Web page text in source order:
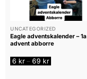
alternativen
kan
väljas
på
produktsidan
UNCATEGORIZED
Eagle adventskalender – 1a
advent abborre
6 kr – 69 krPrisintervall:
6 kr